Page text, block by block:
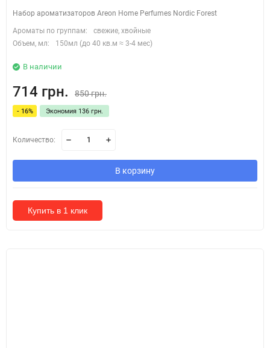
Набор ароматизаторов Areon Home Perfumes Nordic Forest
Ароматы по группам:
свежие, хвойные
Объем, мл:
150мл (до 40 кв.м ≈ 3-4 мес)
В наличии
714 грн. 850 грн.
- 16% Экономия 136 грн.
Количество:
В корзину
Купить в 1 клик